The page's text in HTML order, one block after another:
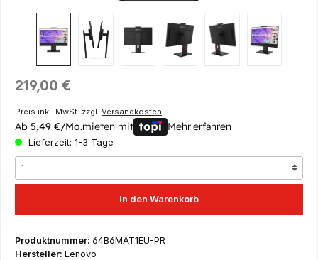
Regulärer Preis:
219,00 €
Preis inkl. MwSt. zzgl. Versandkosten
Ab 5,49 €/Mo.mieten mit Mehr erfahren
Lieferzeit: 1-3 Tage
In den Warenkorb
Produktnummer: 64B6MAT1EU-PR
Hersteller: Lenovo